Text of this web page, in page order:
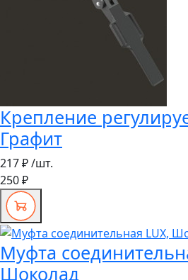
Крепление
Графит
217 ₽/шт.
250 ₽
Муфта
Шоколад